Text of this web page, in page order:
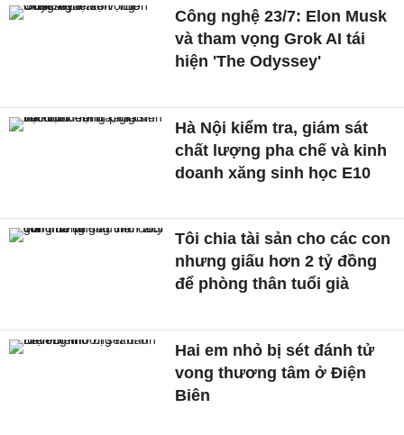
Công nghệ 23/7: Elon Musk
và tham vọng Grok AI tái
hiện 'The Odyssey'
Hà Nội kiểm tra, giám sát
chất lượng pha chế và kinh
doanh xăng sinh học E10
Tôi chia tài sản cho các con
nhưng giấu hơn 2 tỷ đồng
để phòng thân tuổi già
Hai em nhỏ bị sét đánh tử
vong thương tâm ở Điện
Biên